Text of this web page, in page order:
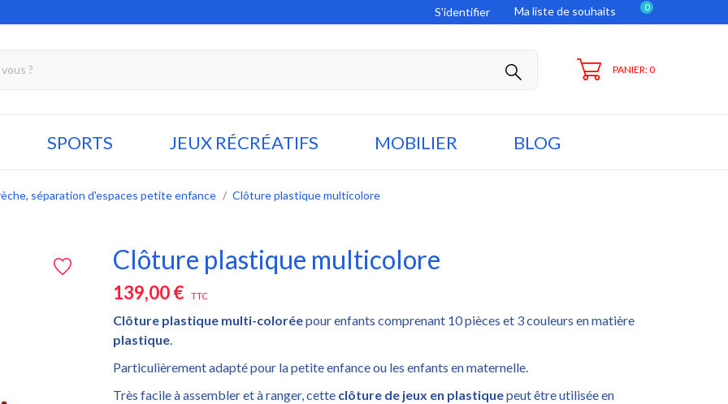
S'identifier Ma liste de souhaits 0
PANIER: 0
SPORTS JEUX RÉCRÉATIFS MOBILIER BLOG
séparation d'espaces petite enfance Clôture plastique multicolore
Clôture plastique multicolore
139,00 € TTC
Clôture plastique multi-coloréepour enfants comprenant 10 pièces et 3 couleurs en matière
plastique.
Particulièrement adapté pour la petite enfance ou les enfants en maternelle.
Très facile à assembler et à ranger, cette clôture de jeux en plastiquepeut être utilisée en